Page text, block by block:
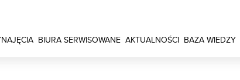
BIURA SERWISOWANE AKTUALNOŚCI BAZA WIEDZY